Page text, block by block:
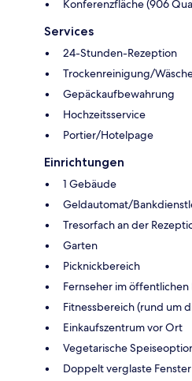
Konferenzfläche (906
Services
24-Stunden-Rezeption
Trockenreinigung/
Gepäckaufbewahrung
Hochzeitsservice
Portier/Hotelpage
Einrichtungen
1 Gebäude
Geldautomat/
Tresorfach an der
Garten
Picknickbereich
Fernseher im öffentlichen
Fitnessbereich (rund um
Einkaufszentrum vor Ort
Vegetarische
Doppelt verglaste Fenster